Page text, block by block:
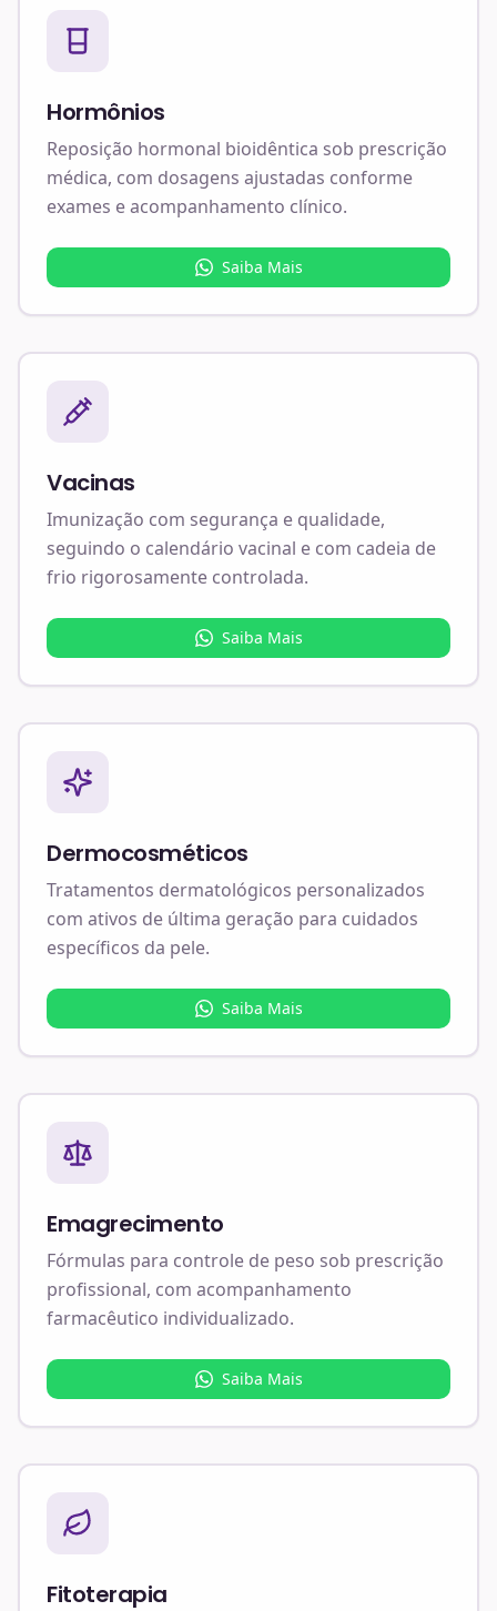
Hormônios
Reposição hormonal bioidêntica sob prescrição
médica, com dosagens ajustadas conforme
exames e acompanhamento clínico.
Saiba Mais
Vacinas
Imunização com segurança e qualidade,
seguindo o calendário vacinal e com cadeia de
frio rigorosamente controlada.
Saiba Mais
Dermocosméticos
Tratamentos dermatológicos personalizados
com ativos de última geração para cuidados
específicos da pele.
Saiba Mais
Emagrecimento
Fórmulas para controle de peso sob prescrição
profissional, com acompanhamento
farmacêutico individualizado.
Saiba Mais
Fitoterapia